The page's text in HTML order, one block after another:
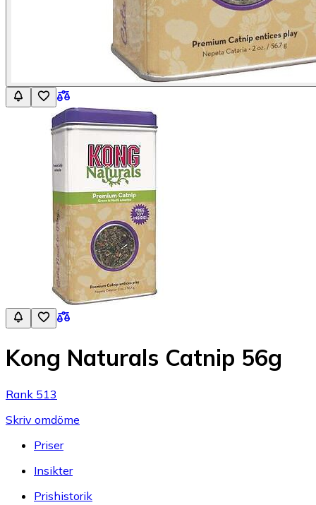
Kong Naturals Catnip 56g
Rank 513
Skriv omdöme
Priser
Insikter
Prishistorik